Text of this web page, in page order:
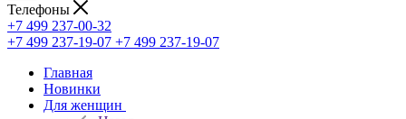
Телефоны
+7 499 237-00-32
+7 499 237-19-07 +7 499 237-19-07
Главная
Новинки
Для женщин